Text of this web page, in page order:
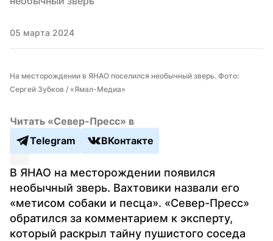
05 марта 2024
На месторождении в ЯНАО поселился необычный зверь. Фото:
Сергей Зубков / «Ямал-Медиа»
Читать «Север-Пресс» в
Telegram
ВКонтакте
В ЯНАО на месторождении появился
необычный зверь. Вахтовики назвали его
«метисом собаки и песца». «Север-Пресс»
обратился за комментарием к эксперту,
который раскрыл тайну пушистого соседа